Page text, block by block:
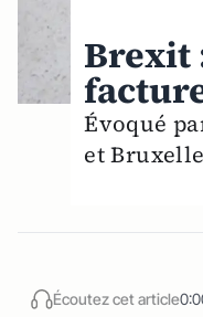
Brexit
Évoqué
et
Écoutez cet article